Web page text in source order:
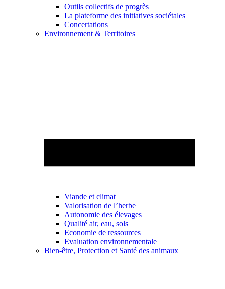
Outils collectifs de progrès
La plateforme des initiatives sociétales
Concertations
Environnement & Territoires
Viande et climat
Valorisation de l’herbe
Autonomie des élevages
Qualité air, eau, sols
Economie de ressources
Evaluation environnementale
Bien-être, Protection et Santé des animaux